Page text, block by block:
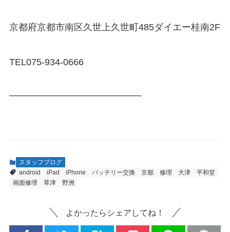
京都府京都市南区久世上久世町485ダイエー桂南2F
TEL075-934-0666
——————————————-
スタッフブログ
android
iPad iPhone バッテリー交換 京都 修理 大津
平和堂
画面修理
草津 野洲
よかったらシェアしてね！